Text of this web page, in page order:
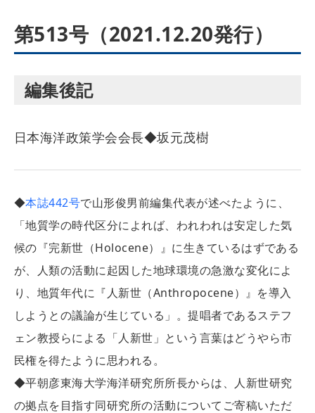
第513号（2021.12.20発行）
編集後記
日本海洋政策学会会長◆坂元茂樹
◆本誌442号で山形俊男前編集代表が述べたように、
「地質学の時代区分によれば、われわれは安定した気
候の『完新世（Holocene）』に生きているはずである
が、人類の活動に起因した地球環境の急激な変化によ
り、地質年代に『人新世（Anthropocene）』を導入
しようとの議論が生じている」。提唱者であるステフ
ェン教授らによる「人新世」という言葉はどうやら市
民権を得たように思われる。
◆平朝彦東海大学海洋研究所所長からは、人新世研究
の拠点を目指す同研究所の活動についてご寄稿いただ